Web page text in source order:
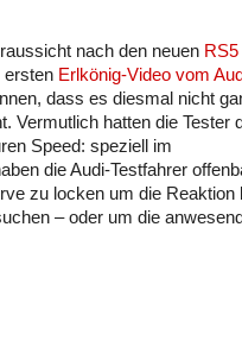
nach den neuen RS5
ersten Erlkönig-Video vom
dass es diesmal nicht
Vermutlich hatten die Tester
Speed: speziell im
die Audi-Testfahrer
zu locken um die Reaktion
– oder um die